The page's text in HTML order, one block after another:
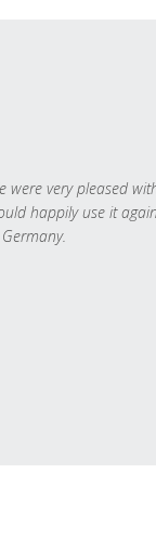
were very pleased
happily use it